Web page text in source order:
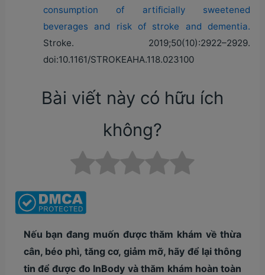
consumption of artificially sweetened
beverages and risk of stroke and dementia.
Stroke. 2019;50(10):2922–2929.
doi:10.1161/STROKEAHA.118.023100
Bài viết này có hữu ích
không?
Nếu bạn đang muốn được thăm khám về thừa
cân, béo phì, tăng cơ, giảm mỡ, hãy để lại thông
tin để được đo InBody và thăm khám hoàn toàn